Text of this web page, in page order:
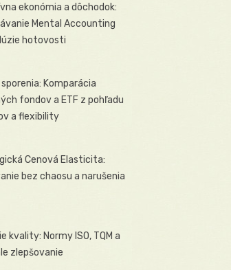
ekonómia a dôchodok:
Mental Accounting
hotovosti
sporenia: Komparácia
fondov a ETF z pohľadu
a flexibility
Cenová Elasticita:
bez chaosu a narušenia
kvality: Normy ISO, TQM a
zlepšovanie